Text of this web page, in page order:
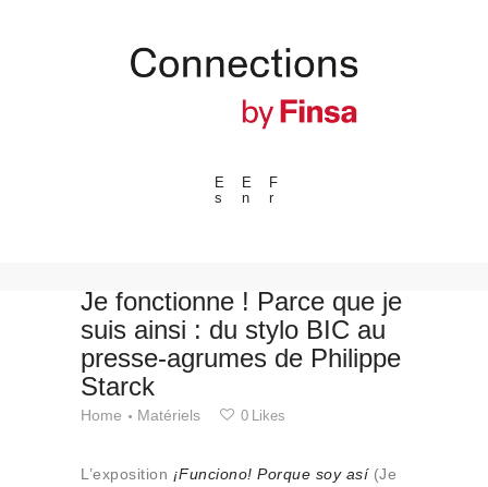
E
s
E
n
F
r
---ENLACES---
Événements
Espaces
Matériels
Technologie
Collaborations
Je fonctionne ! Parce que je
suis ainsi : du stylo BIC au
presse-agrumes de Philippe
Starck
Home Matériels 0 Likes
L’exposition ¡Funciono! Porque soy así(Je